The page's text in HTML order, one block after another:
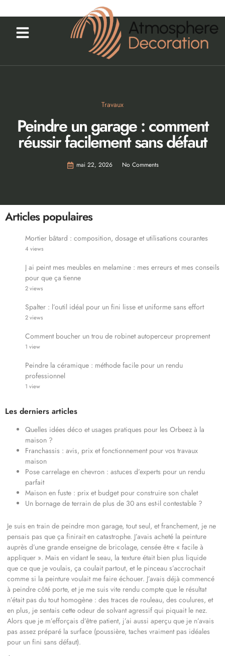
Travaux
Peindre un garage : comment
réussir facilement sans défaut
mai 22, 2026 No Comments
Je suis en train de peindre mon garage, tout seul, et franchement, je ne
pensais pas que ça finirait en catastrophe. J’avais acheté la peinture
auprès d’une grande enseigne de bricolage, censée être « facile à
appliquer ». Mais en vidant le seau, la texture était bien plus liquide
que ce que je voulais, ça coulait partout, et le pinceau s’accrochait
comme si la peinture voulait me faire échouer. J’avais déjà commencé
à peindre côté porte, et je me suis vite rendu compte que le résultat
n’était pas du tout homogène : des traces de rouleau, des coulures, et
en plus, je sentais cette odeur de solvant agressif qui piquait le nez.
Alors que je m’efforçais d’être patient, j’ai aussi aperçu que je n’avais
pas assez préparé la surface (poussière, taches vraiment pas idéales
pour un fini sans défaut).
Articles populaires
Mortier bâtard : composition, dosage et utilisations courantes
4 views
J ai peint mes meubles en melamine : mes erreurs et mes conseils
pour que ça tienne
2 views
Spalter : l’outil idéal pour un fini lisse et uniforme sans effort
2 views
Comment boucher un trou de robinet autoperceur proprement
1 view
Peindre la céramique : méthode facile pour un rendu
professionnel
1 view
Les derniers articles
Quelles idées déco et usages pratiques pour les Orbeez à la
maison ?
Franchassis : avis, prix et fonctionnement pour vos travaux
maison
Pose carrelage en chevron : astuces d’experts pour un rendu
parfait
Maison en fuste : prix et budget pour construire son chalet
Un bornage de terrain de plus de 30 ans est-il contestable ?